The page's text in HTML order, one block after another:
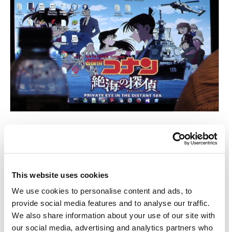
This website uses cookies
We use cookies to personalise content and ads, to
provide social media features and to analyse our traffic.
We also share information about your use of our site with
our social media, advertising and analytics partners who
Facebook) que compartió algunos ejemplos recientes de
Stefano Zanero presentó “Phoenix”, un sistema para analizar
nombres de dominios para descubrir y clasificar automáticamente